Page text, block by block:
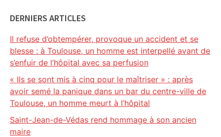
DERNIERS ARTICLES
Il refuse d’obtempérer, provoque un accident et se
blesse : à Toulouse, un homme est interpellé avant de
s’enfuir de l’hôpital avec sa perfusion
« Ils se sont mis à cinq pour le maîtriser » : après
avoir semé la panique dans un bar du centre-ville de
Toulouse, un homme meurt à l’hôpital
Saint-Jean-de-Védas rend hommage à son ancien
maire